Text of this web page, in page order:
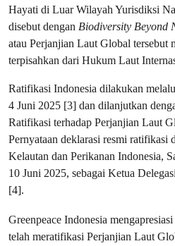
Hayati di Luar Wilayah Yurisdiksi
disebut dengan Biodiversity Beyond
atau Perjanjian Laut Global tersebut
terpisahkan dari Hukum Laut
Ratifikasi Indonesia dilakukan
4 Juni 2025 [3] dan dilanjutkan
Ratifikasi terhadap Perjanjian Laut
Pernyataan deklarasi resmi ratifikasi
Kelautan dan Perikanan Indonesia,
10 Juni 2025, sebagai Ketua
[4].
Greenpeace Indonesia
telah meratifikasi Perjanjian Laut